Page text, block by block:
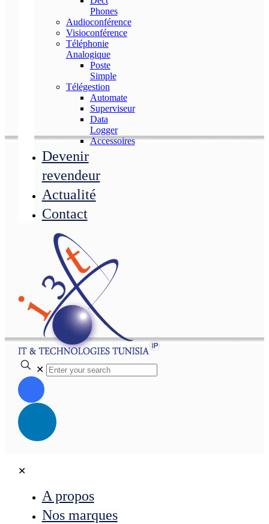
Phones
Audioconférence
Visioconférence
Téléphonie
Analogique
Poste
Simple
Télégestion
Automate
Superviseur
Data
Logger
Accessoires
Devenir
revendeur
Actualité
Contact
✕
✕
A propos
Nos marques